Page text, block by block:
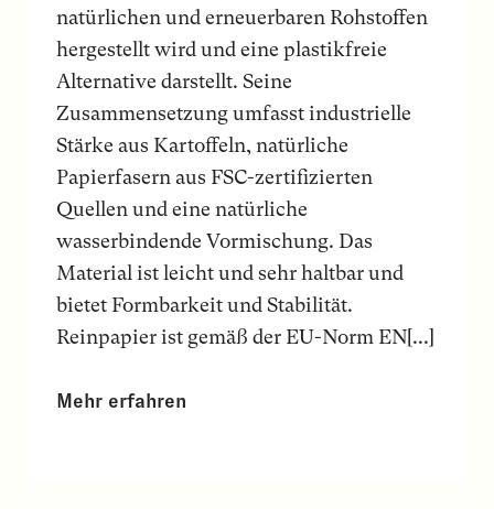
natürlichen und erneuerbaren Rohstoffen
hergestellt wird und eine plastikfreie
Alternative darstellt. Seine
Zusammensetzung umfasst industrielle
Stärke aus Kartoffeln, natürliche
Papierfasern aus FSC-zertifizierten
Quellen und eine natürliche
wasserbindende Vormischung. Das
Material ist leicht und sehr haltbar und
bietet Formbarkeit und Stabilität.
Reinpapier ist gemäß der EU-Norm EN[...]
Mehr erfahren